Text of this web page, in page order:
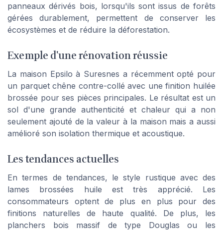
panneaux dérivés bois, lorsqu'ils sont issus de forêts
gérées durablement, permettent de conserver les
écosystèmes et de réduire la déforestation.
Exemple d'une rénovation réussie
La maison Epsilo à Suresnes a récemment opté pour
un parquet chêne contre-collé avec une finition huilée
brossée pour ses pièces principales. Le résultat est un
sol d'une grande authenticité et chaleur qui a non
seulement ajouté de la valeur à la maison mais a aussi
amélioré son isolation thermique et acoustique.
Les tendances actuelles
En termes de tendances, le style rustique avec des
lames brossées huile est très apprécié. Les
consommateurs optent de plus en plus pour des
finitions naturelles de haute qualité. De plus, les
planchers bois massif de type Douglas ou les